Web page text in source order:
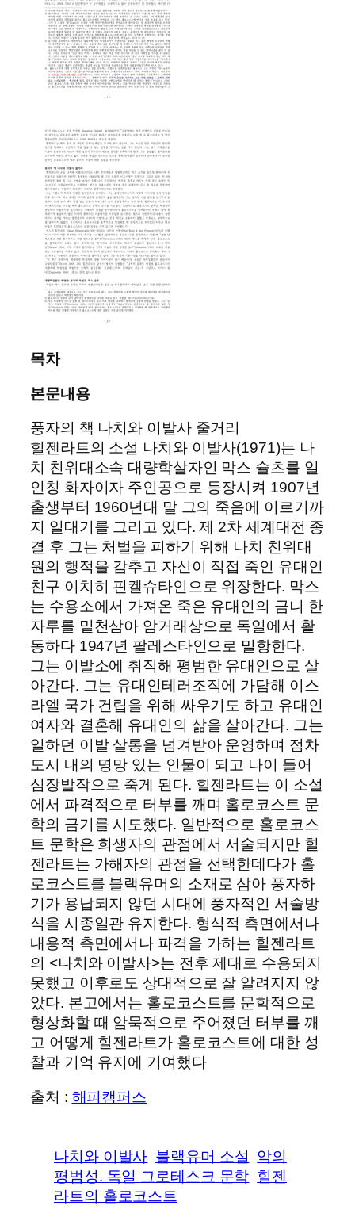
목차
본문내용
풍자의 책 나치와 이발사 줄거리
힐젠라트의 소설 나치와 이발사(1971)는 나
치 친위대소속 대량학살자인 막스 슐츠를 일
인칭 화자이자 주인공으로 등장시켜 1907년
출생부터 1960년대 말 그의 죽음에 이르기까
지 일대기를 그리고 있다. 제 2차 세계대전 종
결 후 그는 처벌을 피하기 위해 나치 친위대
원의 행적을 감추고 자신이 직접 죽인 유대인
친구 이치히 핀켈슈타인으로 위장한다. 막스
는 수용소에서 가져온 죽은 유대인의 금니 한
자루를 밑천삼아 암거래상으로 독일에서 활
동하다 1947년 팔레스타인으로 밀항한다.
그는 이발소에 취직해 평범한 유대인으로 살
아간다. 그는 유대인테러조직에 가담해 이스
라엘 국가 건립을 위해 싸우기도 하고 유대인
여자와 결혼해 유대인의 삶을 살아간다. 그는
일하던 이발 살롱을 넘겨받아 운영하며 점차
도시 내의 명망 있는 인물이 되고 나이 들어
심장발작으로 죽게 된다. 힐젠라트는 이 소설
에서 파격적으로 터부를 깨며 홀로코스트 문
학의 금기를 시도했다. 일반적으로 홀로코스
트 문학은 희생자의 관점에서 서술되지만 힐
젠라트는 가해자의 관점을 선택한데다가 홀
로코스트를 블랙유머의 소재로 삼아 풍자하
기가 용납되지 않던 시대에 풍자적인 서술방
식을 시종일관 유지한다. 형식적 측면에서나
내용적 측면에서나 파격을 가하는 힐젠라트
의 <나치와 이발사>는 전후 제대로 수용되지
못했고 이후로도 상대적으로 잘 알려지지 않
았다. 본고에서는 홀로코스트를 문학적으로
형상화할 때 암묵적으로 주어졌던 터부를 깨
고 어떻게 힐젠라트가 홀로코스트에 대한 성
찰과 기억 유지에 기여했다
출처 : 해피캠퍼스
나치와 이발사 블랙유머 소설
악의
평범성. 독일 그로테스크 문학 힐젠
라트의 홀로코스트